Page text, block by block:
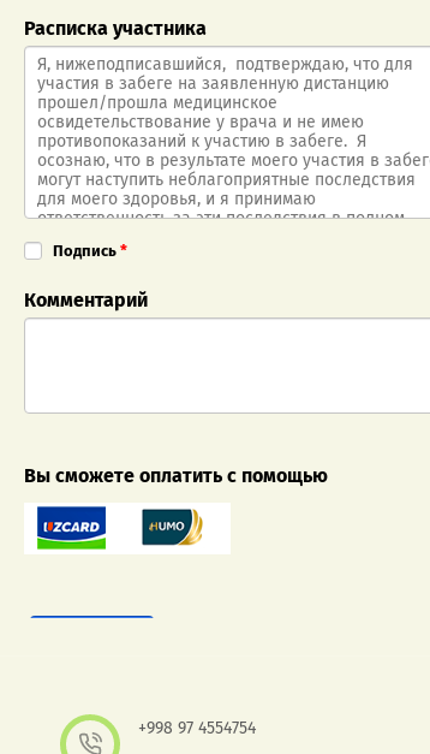
Расписка участника
Подпись *
Комментарий
Вы сможете оплатить с помощью
+998 97 4554754